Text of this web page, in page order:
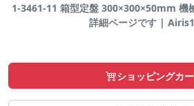
1-3461-11 箱型定盤 300×300×50mm 機
詳細ページです |
ショッピングカ